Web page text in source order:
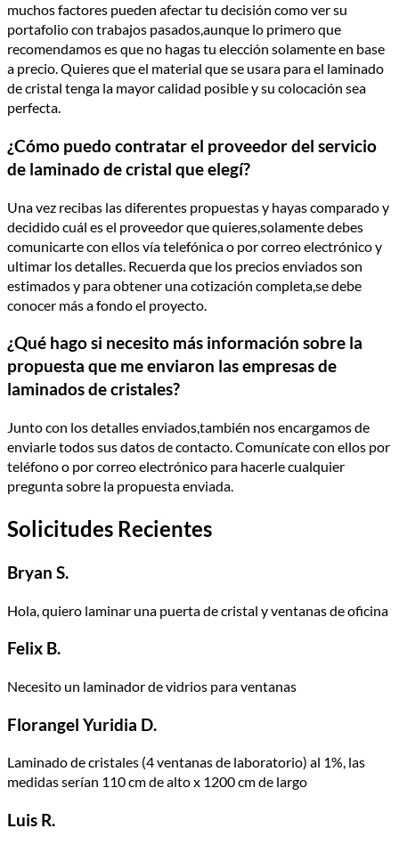
muchos factores pueden afectar tu decisión como ver su
portafolio con trabajos pasados,aunque lo primero que
recomendamos es que no hagas tu elección solamente en base
a precio. Quieres que el material que se usara para el laminado
de cristal tenga la mayor calidad posible y su colocación sea
perfecta.
¿Cómo puedo contratar el proveedor del servicio
de laminado de cristal que elegí?
Una vez recibas las diferentes propuestas y hayas comparado y
decidido cuál es el proveedor que quieres,solamente debes
comunicarte con ellos vía telefónica o por correo electrónico y
ultimar los detalles. Recuerda que los precios enviados son
estimados y para obtener una cotización completa,se debe
conocer más a fondo el proyecto.
¿Qué hago si necesito más información sobre la
propuesta que me enviaron las empresas de
laminados de cristales?
Junto con los detalles enviados,también nos encargamos de
enviarle todos sus datos de contacto. Comunícate con ellos por
teléfono o por correo electrónico para hacerle cualquier
pregunta sobre la propuesta enviada.
Solicitudes Recientes
Bryan S.
Hola, quiero laminar una puerta de cristal y ventanas de oficina
Felix B.
Necesito un laminador de vidrios para ventanas
Florangel Yuridia D.
Laminado de cristales (4 ventanas de laboratorio) al 1%, las
medidas serían 110 cm de alto x 1200 cm de largo
Luis R.